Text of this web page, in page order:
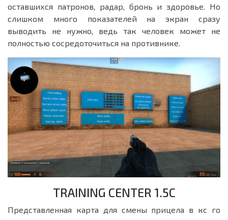
оставшихся патронов, радар, бронь и здоровье. Но
слишком много показателей на экран сразу
выводить не нужно, ведь так человек может не
полностью сосредоточиться на противнике.
TRAINING CENTER 1.5C
Представленная карта для смены прицела в кс го